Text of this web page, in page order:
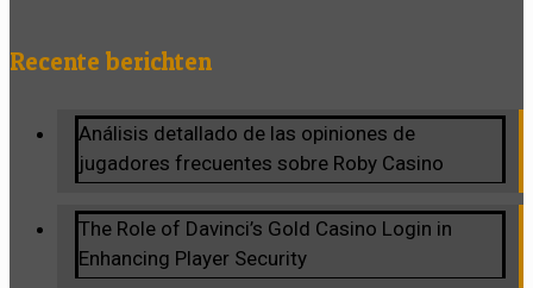
Recente berichten
Análisis detallado de las opiniones de
jugadores frecuentes sobre Roby Casino
The Role of Davinci’s Gold Casino Login in
Enhancing Player Security